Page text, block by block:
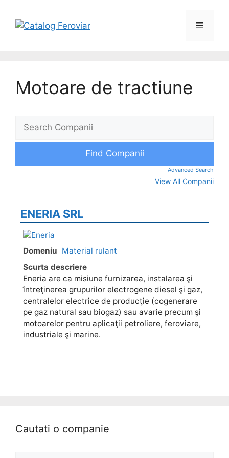
Motoare de tractiune
Advanced Search
View All Companii
ENERIA SRL
Domeniu Material rulant
Scurta descriere
Eneria are ca misiune furnizarea, instalarea şi
întreţinerea grupurilor electrogene diesel şi gaz,
centralelor electrice de producţie (cogenerare
pe gaz natural sau biogaz) sau avarie precum şi
motoarelor pentru aplicaţii petroliere, feroviare,
industriale şi marine.
Cautati o companie